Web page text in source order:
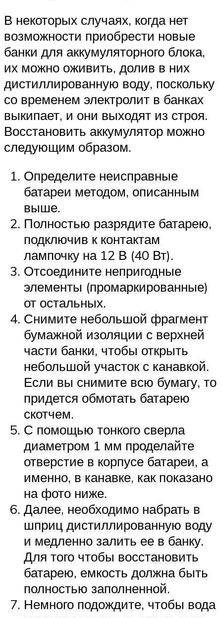
В некоторых случаях, когда нет
возможности приобрести новые
банки для аккумуляторного блока,
их можно оживить, долив в них
дистиллированную воду, поскольку
со временем электролит в банках
выкипает, и они выходят из строя.
Восстановить аккумулятор можно
следующим образом.
Определите неисправные
батареи методом, описанным
выше.
Полностью разрядите батарею,
подключив к контактам
лампочку на 12 В (40 Вт).
Отсоедините непригодные
элементы (промаркированные)
от остальных.
Снимите небольшой фрагмент
бумажной изоляции с верхней
части банки, чтобы открыть
небольшой участок с канавкой.
Если вы снимите всю бумагу, то
придется обмотать батарею
скотчем.
С помощью тонкого сверла
диаметром 1 мм проделайте
отверстие в корпусе батареи, а
именно, в канавке, как показано
на фото ниже.
Далее, необходимо набрать в
шприц дистиллированную воду
и медленно залить ее в банку.
Для того чтобы восстановить
батарею, емкость должна быть
полностью заполненной.
Немного подождите, чтобы вода